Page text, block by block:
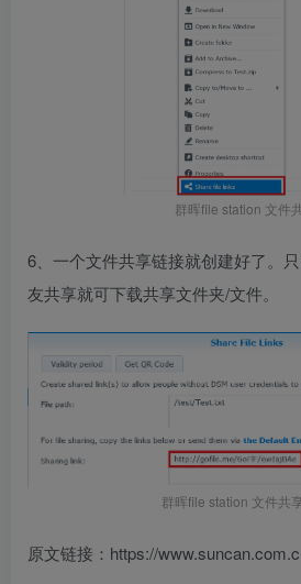
群晖file station 文件
6、一个文件共享链接就创建好了。
友共享就可下载共享文件夹/文件。
群晖file station 文件共
原文链接：https://